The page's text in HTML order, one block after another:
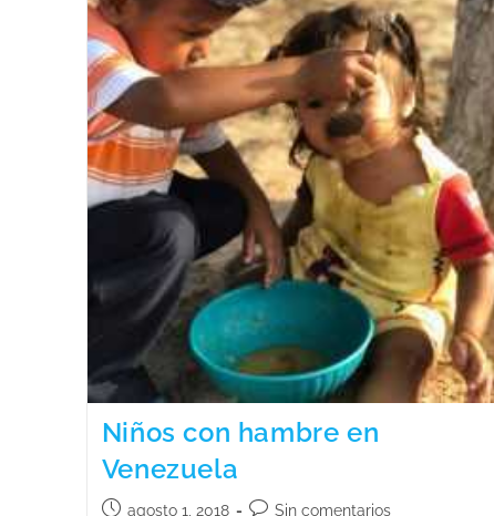
Niños con hambre en
Venezuela
agosto 1, 2018 Sin comentarios